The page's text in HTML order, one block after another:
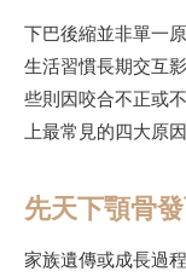
下巴後縮並非單一
生活習慣長期交互
些則因咬合不正或
上最常見的四大原
先天下顎骨
家族遺傳或成長過